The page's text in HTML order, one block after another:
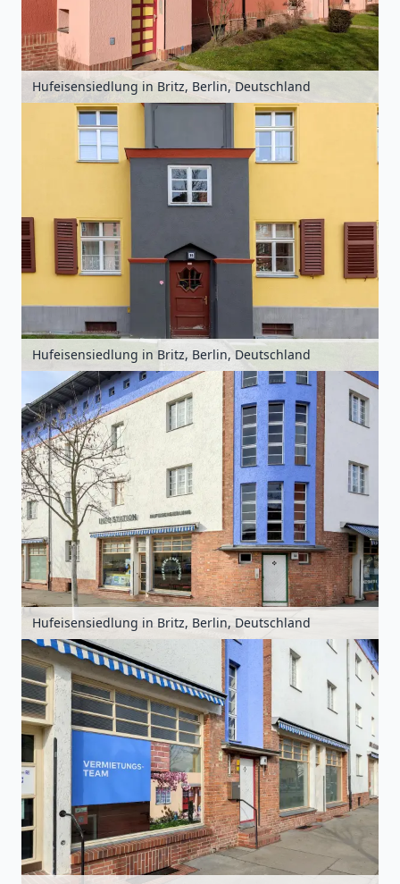
Hufeisensiedlung in Britz, Berlin, Deutschland
Hufeisensiedlung in Britz, Berlin, Deutschland
Hufeisensiedlung in Britz, Berlin, Deutschland